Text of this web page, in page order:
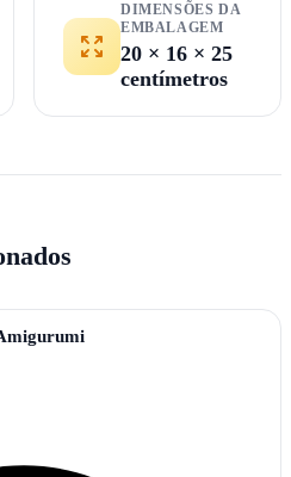
DIMENSÕES DA
EMBALAGEM
20 × 16 × 25
centímetros